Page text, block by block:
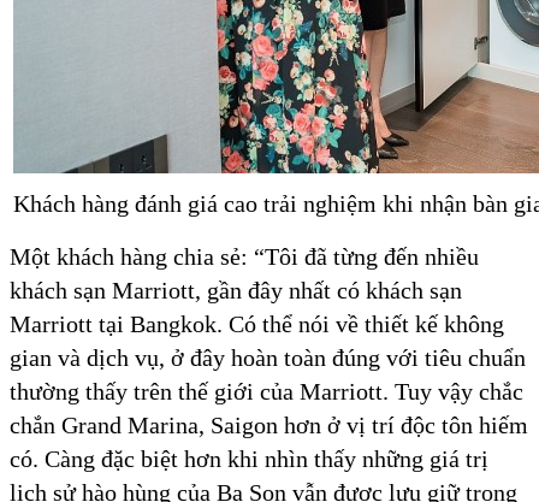
Khách hàng đánh giá cao trải nghiệm khi nhận bàn
Một khách hàng chia sẻ: “Tôi đã từng đến nhiều
khách sạn Marriott, gần đây nhất có khách sạn
Marriott tại Bangkok. Có thể nói về thiết kế không
gian và dịch vụ, ở đây hoàn toàn đúng với tiêu chuẩn
thường thấy trên thế giới của Marriott. Tuy vậy chắc
chắn Grand Marina, Saigon hơn ở vị trí độc tôn hiếm
có. Càng đặc biệt hơn khi nhìn thấy những giá trị
lịch sử hào hùng của Ba Son vẫn được lưu giữ trong